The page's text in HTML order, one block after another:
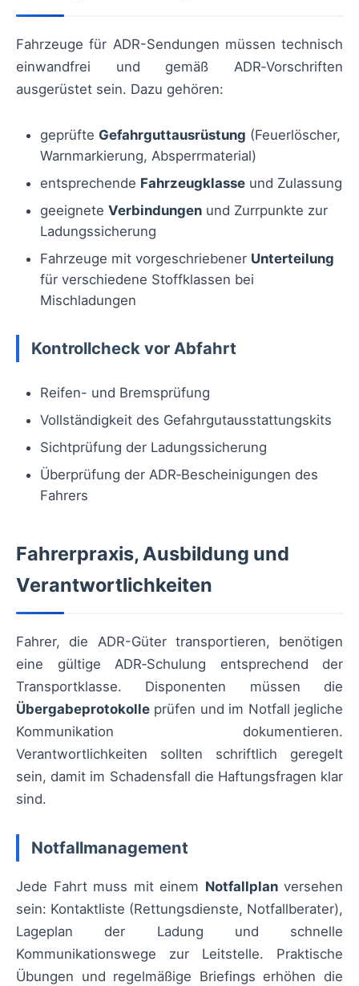
Fahrzeuge für ADR-Sendungen müssen technisch
einwandfrei und gemäß ADR‑Vorschriften
ausgerüstet sein. Dazu gehören:
geprüfte Gefahrguttausrüstung (Feuerlöscher,
Warnmarkierung, Absperrmaterial)
entsprechende Fahrzeugklasse und Zulassung
geeignete Verbindungen und Zurrpunkte zur
Ladungssicherung
Fahrzeuge mit vorgeschriebener Unterteilung
für verschiedene Stoffklassen bei
Mischladungen
Kontrollcheck vor Abfahrt
Reifen- und Bremsprüfung
Vollständigkeit des Gefahrgutausstattungskits
Sichtprüfung der Ladungssicherung
Überprüfung der ADR‑Bescheinigungen des
Fahrers
Fahrerpraxis, Ausbildung und
Verantwortlichkeiten
Fahrer, die ADR-Güter transportieren, benötigen
eine gültige ADR‑Schulung entsprechend der
Transportklasse. Disponenten müssen die
Übergabeprotokolle prüfen und im Notfall jegliche
Kommunikation dokumentieren.
Verantwortlichkeiten sollten schriftlich geregelt
sein, damit im Schadensfall die Haftungsfragen klar
sind.
Notfallmanagement
Jede Fahrt muss mit einem Notfallplanversehen
sein: Kontaktliste (Rettungsdienste, Notfallberater),
Lageplan der Ladung und schnelle
Kommunikationswege zur Leitstelle. Praktische
Übungen und regelmäßige Briefings erhöhen die